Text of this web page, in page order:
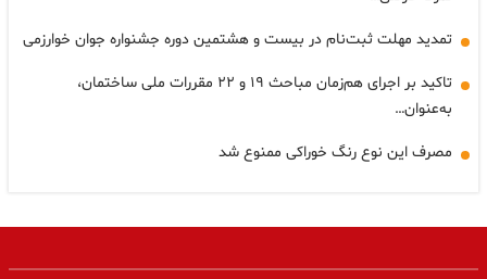
تمدید مهلت ثبت‌نام در بیست و هشتمین دوره جشنواره جوان خوارزمی
تاکید بر اجرای هم‌زمان مباحث ۱۹ و ۲۲ مقررات ملی ساختمان،
به‌عنوان…
مصرف این نوع رنگ خوراکی ممنوع شد